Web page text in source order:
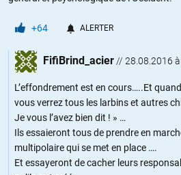
+64 ALERTER
FifiBrind_acier// 28.08.2016
L’effondrement est en cours…..Et
vous verrez tous les larbins et autres
Je vous l’avez bien dit ! » …
Ils essaieront tous de prendre en
multipolaire qui se met en place ….
Et essayeront de cacher leurs